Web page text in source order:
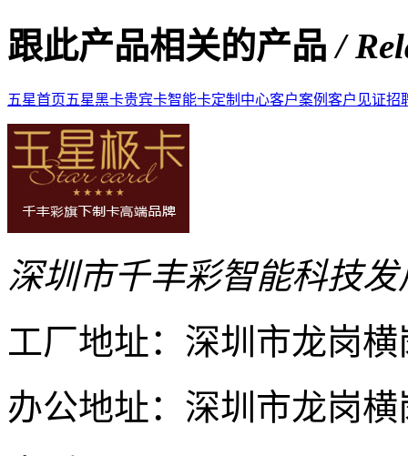
跟此产品相关的产品/
五星首页五星黑卡贵宾卡智能卡定制中心客户案例 客户见证招
深圳市千丰彩智能科技
工厂地址：深圳市龙岗横
办公地址：深圳市龙岗